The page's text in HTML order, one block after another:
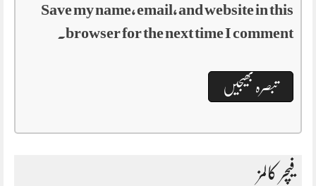
Save my name, email, and website in this
browser for the next time I comment.
فیچر کالمز